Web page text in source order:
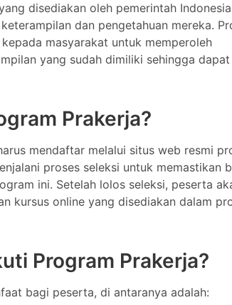
disediakan oleh pemerintah
dan pengetahuan mereka.
masyarakat untuk memperoleh
yang sudah dimiliki sehingga dapat
Prakerja?
mendaftar melalui situs web resmi
proses seleksi untuk memastikan
ini. Setelah lolos seleksi, peserta
kursus online yang disediakan dalam
Program Prakerja?
bagi peserta, di antaranya adalah: